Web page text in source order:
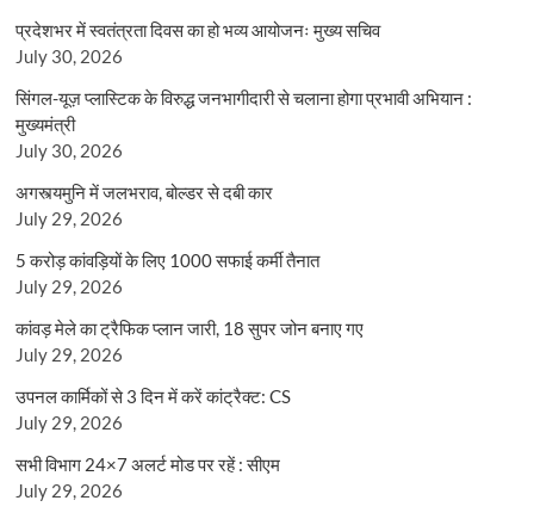
प्रदेशभर में स्वतंत्रता दिवस का हो भव्य आयोजनः मुख्य सचिव
July 30, 2026
सिंगल-यूज़ प्लास्टिक के विरुद्ध जनभागीदारी से चलाना होगा प्रभावी अभियान :
मुख्यमंत्री
July 30, 2026
अगस्त्यमुनि में जलभराव, बोल्डर से दबी कार
July 29, 2026
5 करोड़ कांवड़ियों के लिए 1000 सफाई कर्मी तैनात
July 29, 2026
कांवड़ मेले का ट्रैफिक प्लान जारी, 18 सुपर जोन बनाए गए
July 29, 2026
उपनल कार्मिकों से 3 दिन में करें कांट्रैक्ट: CS
July 29, 2026
सभी विभाग 24×7 अलर्ट मोड पर रहें : सीएम
July 29, 2026